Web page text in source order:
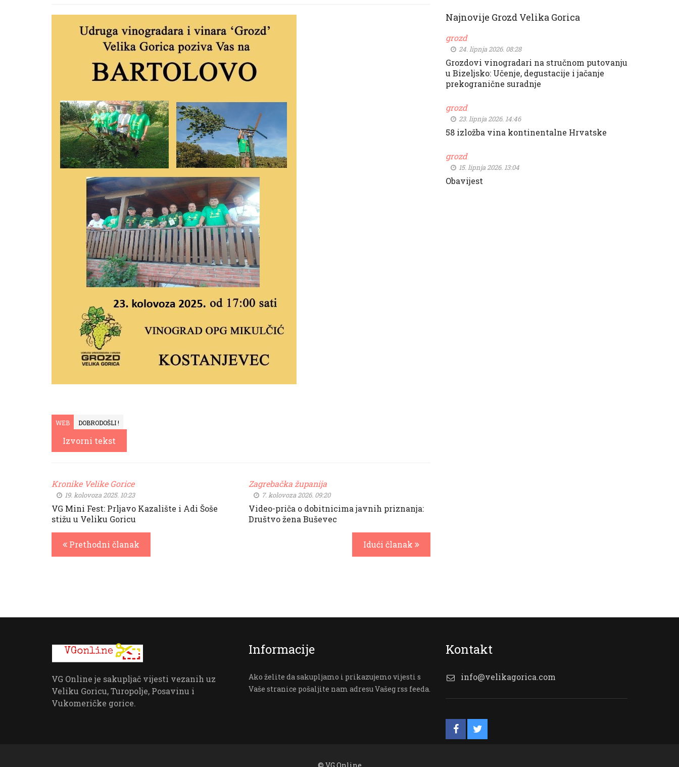
WEB DOBRODOŠLI !
Izvorni tekst
Kronike Velike Gorice
19. kolovoza 2025. 10:23
VG Mini Fest: Prljavo Kazalište i Adi Šoše
stižu u Veliku Goricu
Prethodni članak
Zagrebačka županija
7. kolovoza 2026. 09:20
Video-priča o dobitnicima javnih priznanja:
Društvo žena Buševec
Idući članak
Najnovije Grozd Velika Gorica
grozd
24. lipnja 2026. 08:28
Grozdovi vinogradari na stručnom putovanju
u Bizeljsko: Učenje, degustacije i jačanje
prekogranične suradnje
grozd
23. lipnja 2026. 14:46
58 izložba vina kontinentalne Hrvatske
grozd
15. lipnja 2026. 13:04
Obavijest
VG Online je sakupljač vijesti vezanih uz
Veliku Goricu, Turopolje, Posavinu i
Vukomeričke gorice.
Informacije
Ako želite da sakupljamo i prikazujemo vijesti s
Vaše stranice pošaljite nam adresu Vašeg rss feeda.
Kontakt
info@velikagorica.com